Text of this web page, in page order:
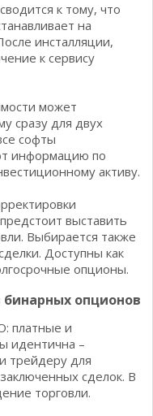
к тому, что
на
инсталляции,
к сервису
может
сразу для двух
софты
информацию по
активу.
выставить
Выбирается также
Доступны как
опционы.
опционов
платные и
идентична –
трейдеру для
сделок. В
торговли.